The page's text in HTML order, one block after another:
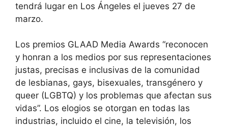
tendrá lugar en Los Ángeles el jueves 27 de
marzo.
Los premios GLAAD Media Awards “reconocen
y honran a los medios por sus representaciones
justas, precisas e inclusivas de la comunidad
de lesbianas, gays, bisexuales, transgénero y
queer (LGBTQ) y los problemas que afectan sus
vidas”. Los elogios se otorgan en todas las
industrias, incluido el cine, la televisión, los